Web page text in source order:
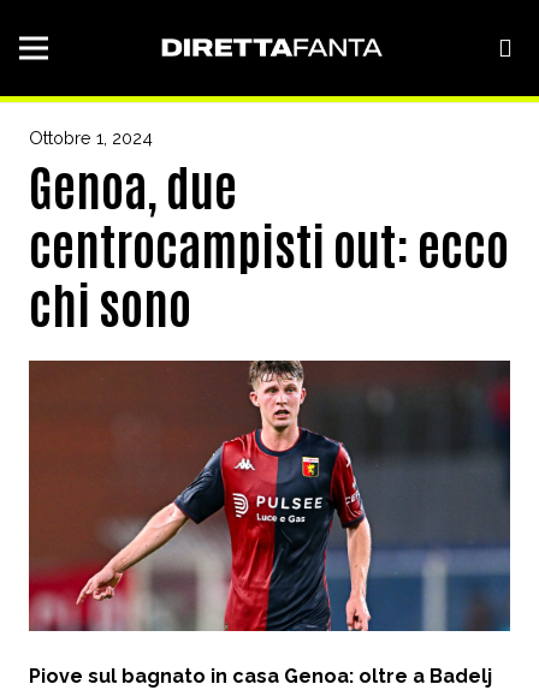
Ottobre 1, 2024
Genoa, due
centrocampisti out: ecco
chi sono
Piove sul bagnato in casa Genoa: oltre a Badelj